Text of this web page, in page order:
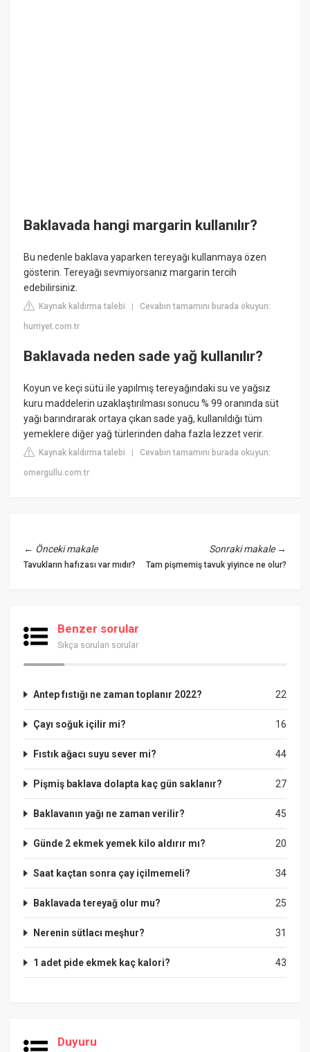
Baklavada hangi margarin kullanılır?
Bu nedenle baklava yaparken tereyağı kullanmaya özen
gösterin. Tereyağı sevmiyorsanız margarin tercih
edebilirsiniz.
Kaynak kaldırma talebi |Cevabın tamamını burada okuyun:
hurriyet.com.tr
Baklavada neden sade yağ kullanılır?
Koyun ve keçi sütü ile yapılmış tereyağındaki su ve yağsız
kuru maddelerin uzaklaştırılması sonucu % 99 oranında süt
yağı barındırarak ortaya çıkan sade yağ, kullanıldığı tüm
yemeklere diğer yağ türlerinden daha fazla lezzet verir.
Kaynak kaldırma talebi |Cevabın tamamını burada okuyun:
omergullu.com.tr
← Önceki makale
Tavukların hafızası var mıdır?
Sonraki makale→
Tam pişmemiş tavuk yiyince ne olur?
Benzer sorular
Sıkça sorulan sorular
22
Antep fıstığı ne zaman toplanır 2022?
16
Çayı soğuk içilir mi?
44
Fıstık ağacı suyu sever mi?
27
Pişmiş baklava dolapta kaç gün saklanır?
45
Baklavanın yağı ne zaman verilir?
20
Günde 2 ekmek yemek kilo aldırır mı?
34
Saat kaçtan sonra çay içilmemeli?
25
Baklavada tereyağ olur mu?
31
Nerenin sütlacı meşhur?
43
1 adet pide ekmek kaç kalori?
Duyuru